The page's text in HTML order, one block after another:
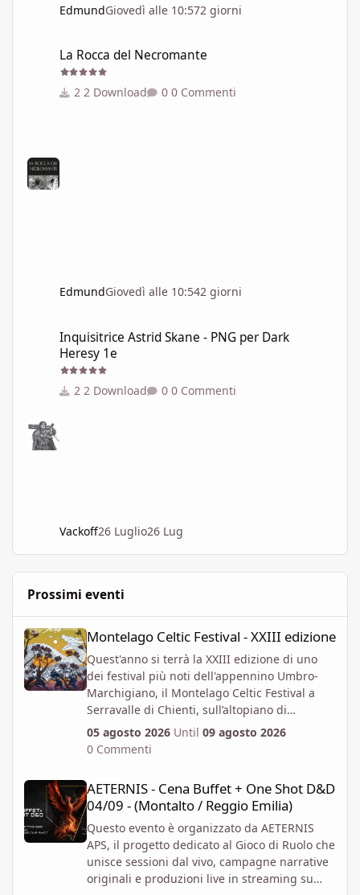
EdmundGiovedì alle 10:572 giorni
La Rocca del Necromante
2 Download 0 Commenti
EdmundGiovedì alle 10:542 giorni
Inquisitrice Astrid Skane - PNG per Dark
Heresy 1e
2 Download 0 Commenti
Vackoff26 Luglio26 Lug
Prossimi eventi
Montelago Celtic Festival - XXIII edizione
Montelago Celtic Festival - XXIII edizione
Quest'anno si terrà la XXIII edizione di uno
dei festival più noti dell'appennino Umbro-
Marchigiano, il Montelago Celtic Festival a
Serravalle di Chienti, sull’altopiano di
Colfiorito in provincia di Macerata.
https://www.montelagocelticfestival.it/
tantochè I biglietti attualmente disponibili
permettono l'accesso per almeno due giorni
consecutivi. E' attiva la prevendita Spring
Offer, che mette a disposizione dal 6 Aprile al
12 Giugno un numero massimo biglietti 4000.
Al momento i prezzi per la prevendita sono i
05 agosto 2026 Until 09 agosto 2026
0 Commenti
AETERNIS - Cena Buffet + One Shot D&D 04/09 - (Montalto /
AETERNIS - Cena Buffet + One Shot D&D
04/09 - (Montalto / Reggio Emilia)
Questo evento è organizzato da AETERNIS
APS, il progetto dedicato al Gioco di Ruolo che
unisce sessioni dal vivo, campagne narrative
originali e produzioni live in streaming su